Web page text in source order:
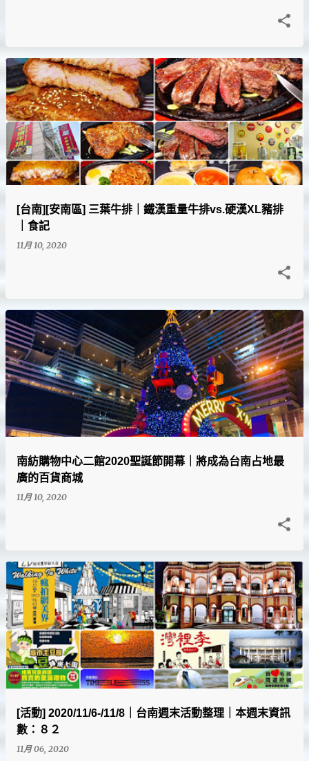
[台南][安南區] 三葉牛排｜鐵漢重量牛排vs.硬漢XL豬排
｜食記
11月 10, 2020
南紡購物中心二館2020聖誕節開幕｜將成為台南占地最
廣的百貨商城
11月 10, 2020
[活動] 2020/11/6-/11/8｜台南週末活動整理｜本週末資訊
數：８２
11月 06, 2020